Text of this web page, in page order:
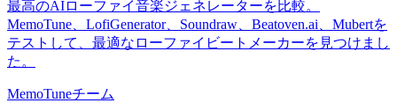
最高のAIローファイ音楽ジェネレーターを比較。
MemoTune、LofiGenerator、Soundraw、Beatoven.ai、Mubertを
テストして、最適なローファイビートメーカーを見つけまし
た。
MemoTuneチーム